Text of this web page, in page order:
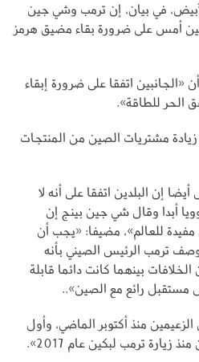
في بيان، إن ترمب وشي جين
أمس على ضرورة بقاء مضيق هرمز
«الجانبين اتفقا على ضرورة إبقاء
الحر للطاقة».
زيادة مشتريات الصين من المنتجات
إن البلدين اتفقا على أنه لا
أبدا وقال شي جين بينج إن
مفيدة للعالم»، مضيفا: «يجب أن
ترمب الرئيس الصيني بأنه
بينهما كانت دائما قابلة
مستقبل رائع مع الصين»..
منذ أكتوبر الماضي، وأول
ترمب لبكين عام 2017».